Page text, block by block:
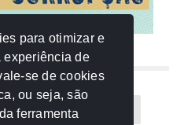
AMM
para otimizar e
experiência de
se de cookies
ou seja, são
ferramenta